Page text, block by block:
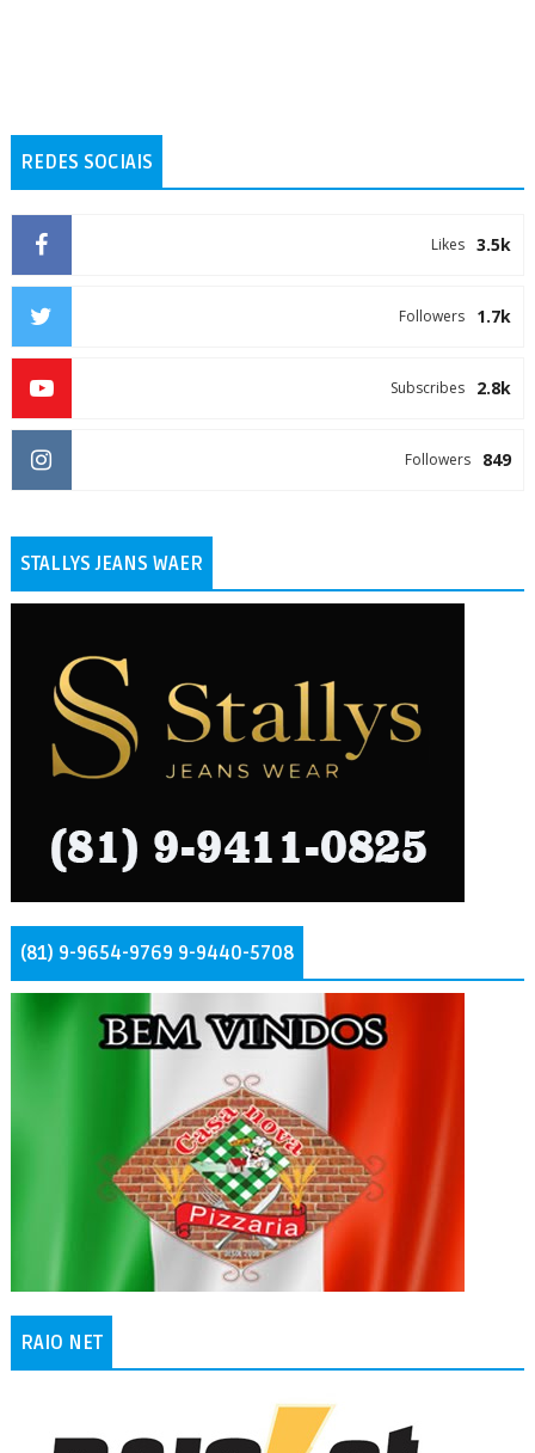
REDES SOCIAIS
3.5k
Likes
1.7k
Followers
2.8k
Subscribes
849
Followers
STALLYS JEANS WAER
(81) 9-9654-9769 9-9440-5708
RAIO NET